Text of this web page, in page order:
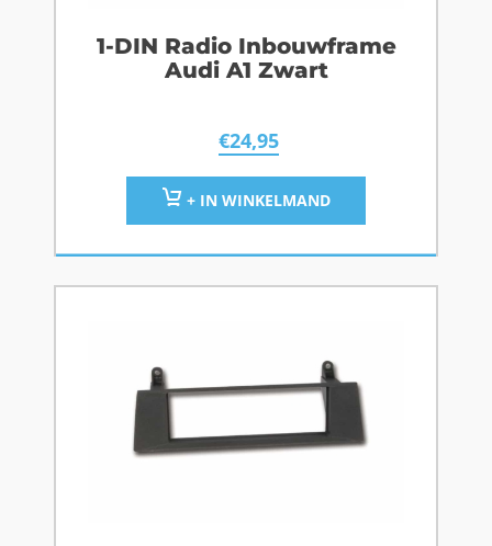
1-DIN Radio Inbouwframe
Audi A1 Zwart
€24,95
+ IN WINKELMAND